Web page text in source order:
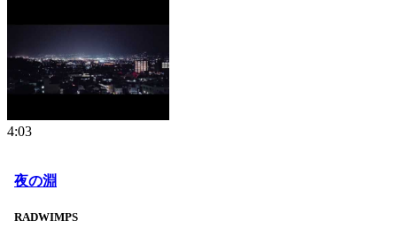
4:03
夜の淵
RADWIMPS